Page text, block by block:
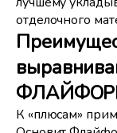
отделочного
К «плюсам»